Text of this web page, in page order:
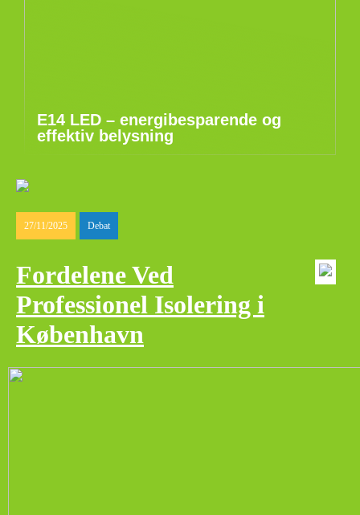
E14 LED – energibesparende og
effektiv belysning
27/11/2025 Debat
Fordelene Ved
Professionel Isolering i
København